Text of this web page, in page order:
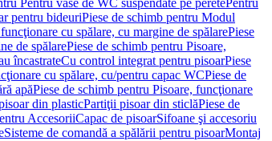
Pentru vase de WC suspendate pe peretePentru
pentru bideuriPiese de schimb pentru Modul
cu spălare, cu margine de spălarePiese
de spălarePiese de schimb pentru Pisoare,
încastrateCu control integrat pentru pisoarPiese
cu spălare, cu/pentru capac WCPiese de
apăPiese de schimb pentru Pisoare, funcţionare
din plasticPartiţii pisoar din sticlăPiese de
AccesoriiCapac de pisoarSifoane şi accesoriu
Sisteme de comandă a spălării pentru pisoarMontaj